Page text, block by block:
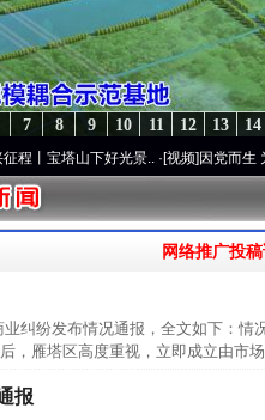
14
13
12
11
10
9
8
7
塔山下好光景..·[视频]因党而生 为党而
网络推广投
纠纷发布情况通报，全文如下：
，雁塔区高度重视，立即成立由市
报